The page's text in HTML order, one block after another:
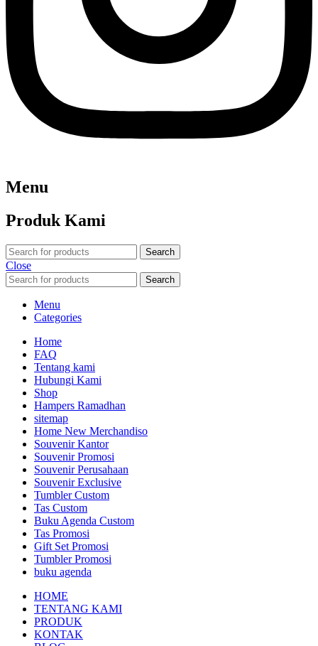
Menu
Produk Kami
Search
Close
Search
Menu
Categories
Home
FAQ
Tentang kami
Hubungi Kami
Shop
Hampers Ramadhan
sitemap
Home New Merchandiso
Souvenir Kantor
Souvenir Promosi
Souvenir Perusahaan
Souvenir Exclusive
Tumbler Custom
Tas Custom
Buku Agenda Custom
Tas Promosi
Gift Set Promosi
Tumbler Promosi
buku agenda
HOME
TENTANG KAMI
PRODUK
KONTAK